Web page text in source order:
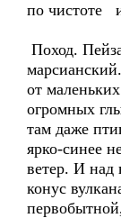
по чистоте
Поход.
от
огромных
там даже
ярко-синее
ветер. И над
конус